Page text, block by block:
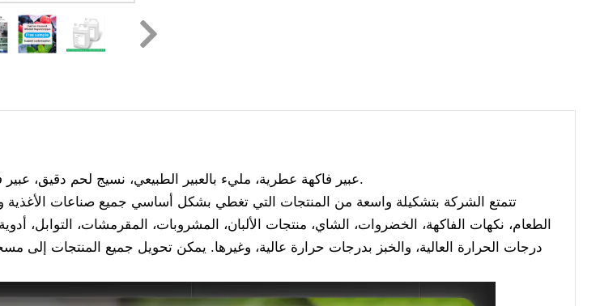
عبير فاكهة عطرية، مليء بالعبير الطبيعي، نسيج لحم دقيق، عبير
تتمتع الشركة بتشكيلة واسعة من المنتجات التي تغطي بشكل أساسي جميع صناعات الأغذية
الطعام، نكهات الفاكهة، الخضروات، الشاي، منتجات الألبان، المشروبات، المقرمشات، التوابل،
درجات الحرارة العالية، والخبز بدرجات حرارة عالية، وغيرها. يمكن تحويل جميع المنتجات إلى